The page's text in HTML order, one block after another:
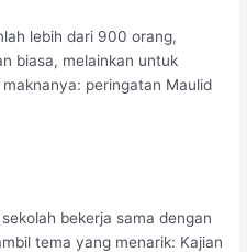
lebih dari 900 orang,
biasa, melainkan untuk
peringatan Maulid
bekerja sama dengan
tema yang menarik: Kajian